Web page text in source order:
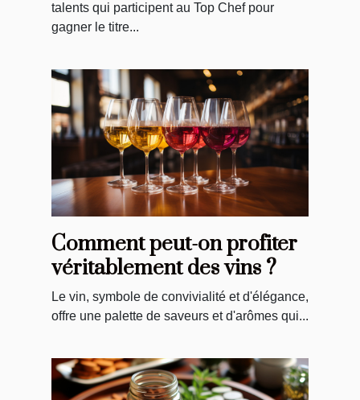
talents qui participent au Top Chef pour
gagner le titre...
Comment peut-on profiter
véritablement des vins ?
Le vin, symbole de convivialité et d'élégance,
offre une palette de saveurs et d'arômes qui...